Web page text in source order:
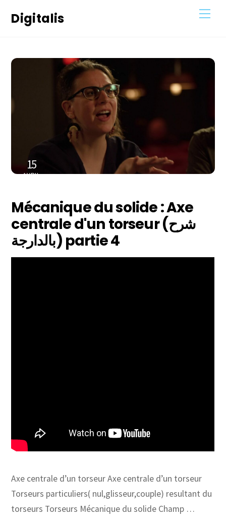
Digitalis
15
AVRIL
Mécanique du solide : Axe
centrale d'un torseur (شرح
بالدارجة) partie 4
Axe centrale d’un torseur Axe centrale d’un torseur
Torseurs particuliers( nul,glisseur,couple) resultant du
torseurs Torseurs Mécanique du solide Champ …